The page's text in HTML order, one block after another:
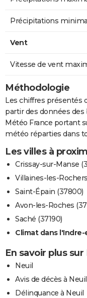
Précipitations
Vent
Vitesse de vent
Méthodologie
Les chiffres présentés
partir des données
Météo France portant
météo réparties dans
Les villes à
Crissay-sur-Manse
Villaines-les-
Saint-Épain (37800)
Avon-les-Roches
Saché (37190)
Climat dans
En savoir plus sur
Neuil
Avis de décès à Neuil
Délinquance à Neuil